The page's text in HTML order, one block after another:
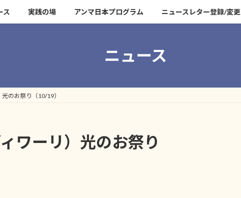
ス 実践の場 アンマ日本プログラム ニュースレター登録/変更
ニュース
のお祭り（10/19）
ワーリ）光のお祭り